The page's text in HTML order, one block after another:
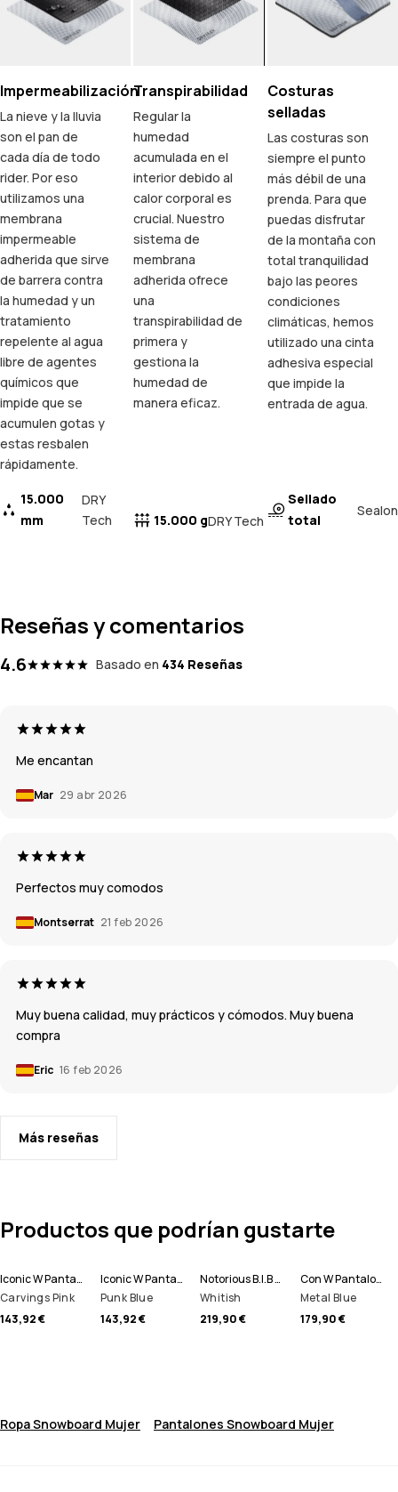
Impermeabilización
La nieve y la lluvia
son el pan de
cada día de todo
rider. Por eso
utilizamos una
membrana
impermeable
adherida que sirve
de barrera contra
la humedad y un
tratamiento
repelente al agua
libre de agentes
químicos que
impide que se
acumulen gotas y
estas resbalen
rápidamente.
15.000
mm
DRY
Tech
Transpirabilidad
Regular la
humedad
acumulada en el
interior debido al
calor corporal es
crucial. Nuestro
sistema de
membrana
adherida ofrece
una
transpirabilidad de
primera y
gestiona la
humedad de
manera eficaz.
15.000 gDRY Tech
Costuras
selladas
Las costuras son
siempre el punto
más débil de una
prenda. Para que
puedas disfrutar
de la montaña con
total tranquilidad
bajo las peores
condiciones
climáticas, hemos
utilizado una cinta
adhesiva especial
que impide la
entrada de agua.
Sellado
total
Sealon
Reseñas y comentarios
4.6 Basado en 434 Reseñas
Me encantan
Mar 29 abr 2026
Perfectos muy comodos
Montserrat 21 feb 2026
Muy buena calidad, muy prácticos y cómodos. Muy buena
compra
Eric 16 feb 2026
Más reseñas
Productos que podrían gustarte
Iconic W Pantalones Snowboard Women
Carvings Pink
143,92 €
Iconic W Pantalones Snowboard Women
Punk Blue
143,92 €
Notorious B.I.B W Pantalones Snowboard Women
Whitish
219,90 €
Con W Pantalones Snowboard Women
Metal Blue
179,90 €
Ropa Snowboard Mujer Pantalones Snowboard Mujer